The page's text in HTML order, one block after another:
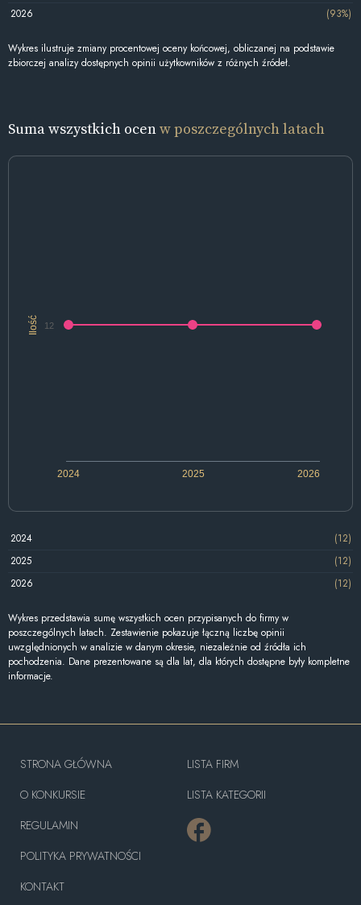
2026
(93%)
Wykres ilustruje zmiany procentowej oceny końcowej, obliczanej na podstawie
zbiorczej analizy dostępnych opinii użytkowników z różnych źródeł.
Suma wszystkich ocenw poszczególnych latach
Ilość
2024 2025 2026
12
2024
(12)
2025
(12)
2026
(12)
Wykres przedstawia sumę wszystkich ocen przypisanych do firmy w
poszczególnych latach. Zestawienie pokazuje łączną liczbę opinii
uwzględnionych w analizie w danym okresie, niezależnie od źródła ich
pochodzenia. Dane prezentowane są dla lat, dla których dostępne były kompletne
informacje.
STRONA GŁÓWNA
O KONKURSIE
REGULAMIN
POLITYKA PRYWATNOŚCI
KONTAKT
LISTA FIRM
LISTA KATEGORII